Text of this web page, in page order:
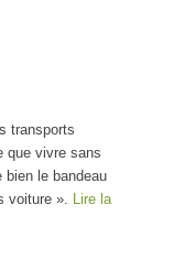
transports
que vivre sans
bien le bandeau
voiture ». Lire la